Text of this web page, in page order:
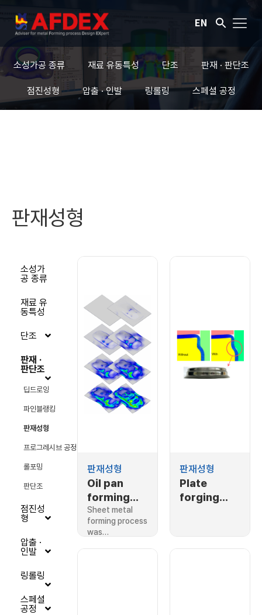
EN
소성가공 종류 재료 유동특성 단조 판재 · 판단조
점진성형 압출 · 인발 링롤링 스페셜 공정
판재성형
소성가
공 종류
재료 유
동특성
단조
판재 ·
판단조
딥드로잉
파인블랭킹
판재성형
프로그레시브 공정
롤포밍
판단조
점진성
형
압출 ·
인발
링롤링
스페셜
공정
판재성형
Oil pan
forming
process
Sheet metal
forming process
was…
판재성형
Plate
forging